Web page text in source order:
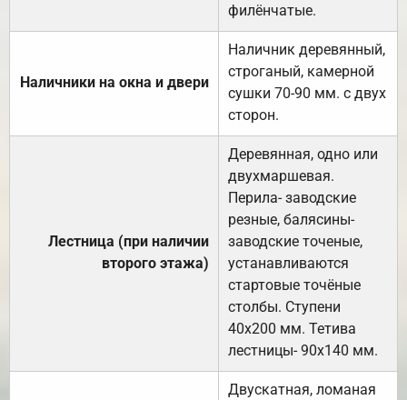
филёнчатые.
Наличники на окна и двери
Наличник деревянный,
строганый, камерной
сушки 70-90 мм. с двух
сторон.
Лестница (при наличии
второго этажа)
Деревянная, одно или
двухмаршевая.
Перила- заводские
резные, балясины-
заводские точеные,
устанавливаются
стартовые точёные
столбы. Ступени
40х200 мм. Тетива
лестницы- 90х140 мм.
Двускатная, ломаная